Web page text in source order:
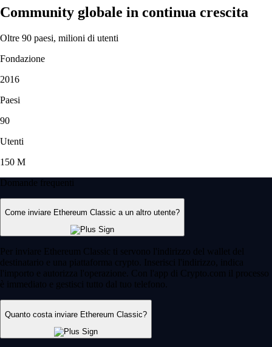
Community globale in continua crescita
Oltre 90 paesi, milioni di utenti
Fondazione
2016
Paesi
90
Utenti
150 M
Domande frequenti
Come inviare Ethereum Classic a un altro utente?
Per inviare Ethereum Classic ti servono l'indirizzo del wallet del
destinatario e una piattaforma crypto. Inserisci l'indirizzo, indica
l'importo e autorizza l'operazione. Con l'app di Crypto.com il processo
è immediato e gestisci tutto dal tuo telefono.
Quanto costa inviare Ethereum Classic?